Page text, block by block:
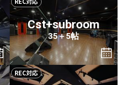
Cst+subroom
35＋5帖
REC対応